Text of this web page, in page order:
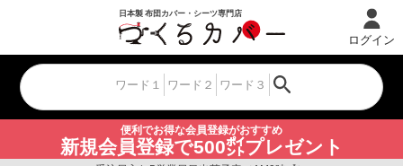
便利でお得な会員登録がおすすめ
新規会員登録で500㌽プレゼント
ログイン